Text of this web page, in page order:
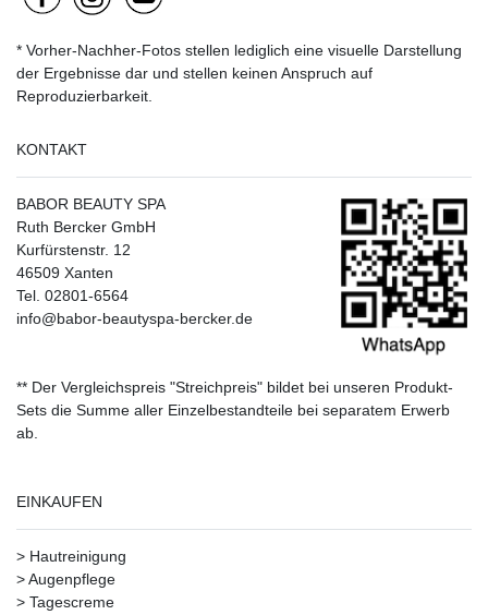
* Vorher-Nachher-Fotos stellen lediglich eine visuelle Darstellung
der Ergebnisse dar und stellen keinen Anspruch auf
Reproduzierbarkeit.
KONTAKT
BABOR BEAUTY SPA
Ruth Bercker GmbH
Kurfürstenstr. 12
46509 Xanten
Tel. 02801-6564
info@babor-beautyspa-bercker.de
** Der Vergleichspreis "Streichpreis" bildet bei unseren Produkt-
Sets die Summe aller Einzelbestandteile bei separatem Erwerb
ab.
EINKAUFEN
> Hautreinigung
>Augenpflege
> Tagescreme